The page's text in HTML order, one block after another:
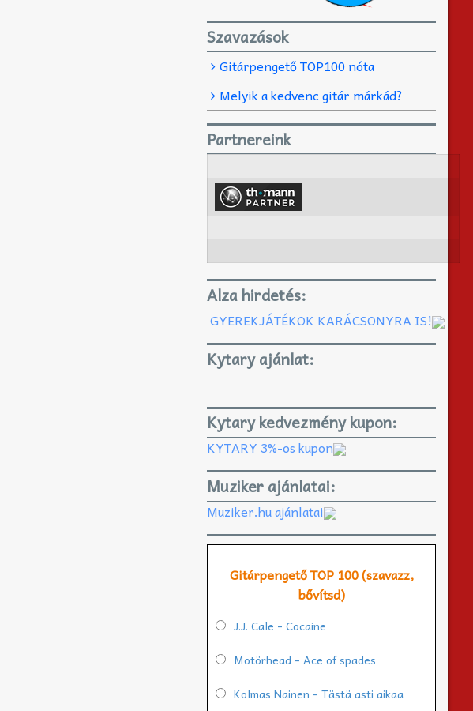
Szavazások
Gitárpengető TOP100 nóta
Melyik a kedvenc gitár márkád?
Partnereink
Alza hirdetés:
GYEREKJÁTÉKOK KARÁCSONYRA IS!
Kytary ajánlat:
Kytary kedvezmény kupon:
KYTARY 3%-os kupon
Muziker ajánlatai:
Muziker.hu ajánlatai
Gitárpengető TOP 100 (szavazz,
bővítsd)
J.J. Cale - Cocaine
Motörhead - Ace of spades
Kolmas Nainen - Tästä asti aikaa